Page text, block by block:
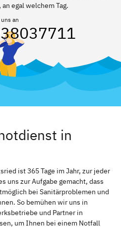
egal welchem Tag.
an
in
ist 365 Tage im Jahr, zur jeder
uns zur Aufgabe gemacht, dass
bei Sanitärproblemen und
So bemühen wir uns in
und Partner in
um Ihnen bei einem Notfall